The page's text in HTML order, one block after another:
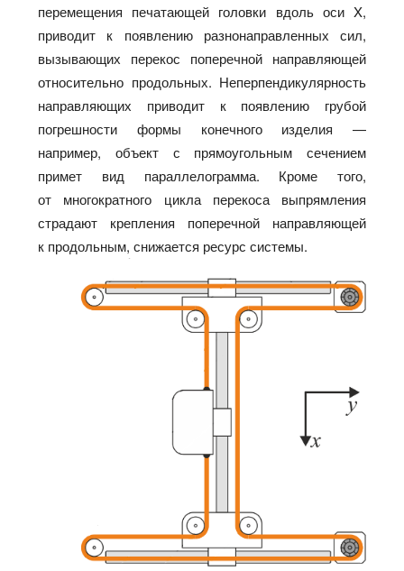
перемещения печатающей головки вдоль оси X,
приводит к появлению разнонаправленных сил,
вызывающих перекос поперечной направляющей
относительно продольных. Неперпендикулярность
направляющих приводит к появлению грубой
погрешности формы конечного изделия —
например, объект с прямоугольным сечением
примет вид параллелограмма. Кроме того,
от многократного цикла перекоса выпрямления
страдают крепления поперечной направляющей
к продольным, снижается ресурс системы.